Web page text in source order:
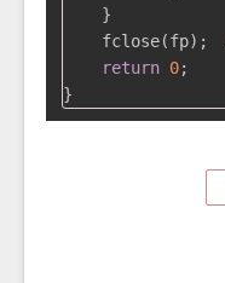
    }
    fclose(fp);
return 0;